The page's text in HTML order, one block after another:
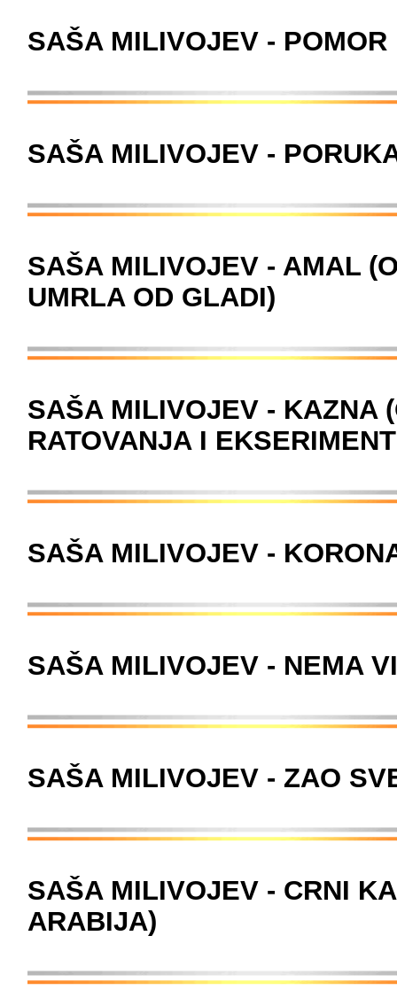
SAŠA MILIVOJEV - POMOR
SAŠA MILIVOJEV -
SAŠA MILIVOJEV - AMAL
UMRLA OD GLADI)
SAŠA MILIVOJEV - KAZNA
RATOVANJA I
SAŠA MILIVOJEV -
SAŠA MILIVOJEV - NEMA
SAŠA MILIVOJEV - ZAO
SAŠA MILIVOJEV - CRNI
ARABIJA)